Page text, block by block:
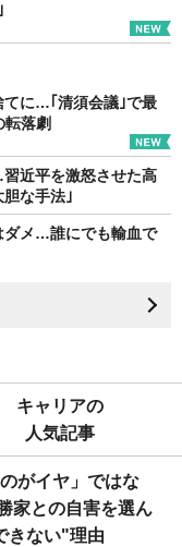
てに…｢清須会議｣で最
落劇
近平を激怒させた高
な手法｣
メ…誰にでも輸血で
キャリアの
人気記事
がイヤ」ではな
家との自害を選ん
きない"理由